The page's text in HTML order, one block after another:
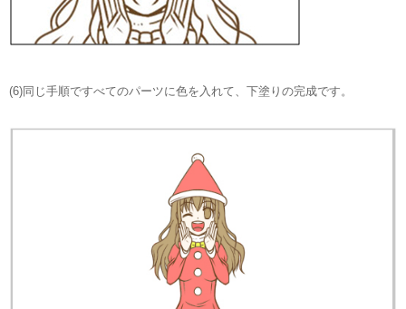
(6)同じ手順ですべてのパーツに色を入れて、下塗りの完成です。